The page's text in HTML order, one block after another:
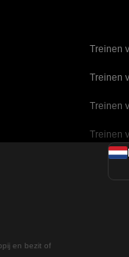
Treinen
Treinen
Treinen
Treinen
Treinen
Treinen
en bezit of